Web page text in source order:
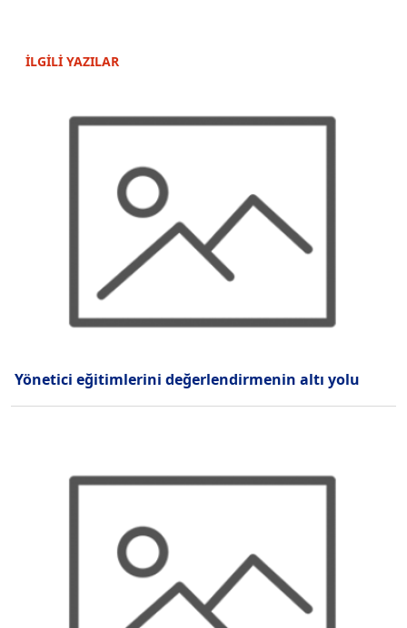
İLGİLİ YAZILAR
Yönetici eğitimlerini değerlendirmenin altı yolu